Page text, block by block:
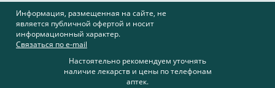
Информация, размещенная на сайте, не
является публичной офертой и носит
информационный характер.
Связаться по e-mail
Настоятельно рекомендуем уточнять
наличие лекарств и цены по телефонам
аптек.